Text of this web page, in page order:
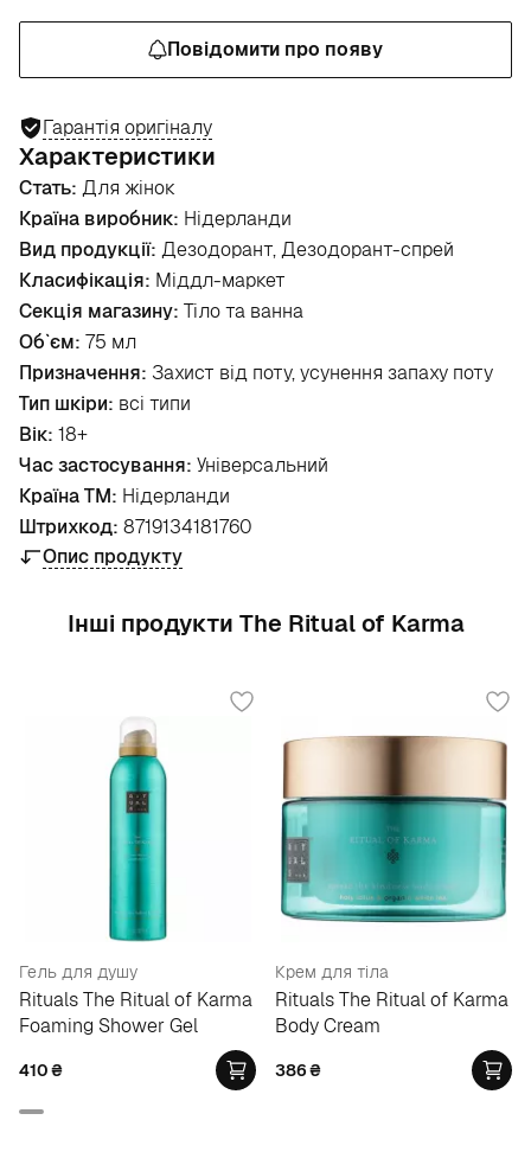
Повідомити про появу
Гарантія оригіналу
Характеристики
Стать: Для жінок
Країна виробник: Нідерланди
Вид продукції: Дезодорант, Дезодорант-спрей
Класифікація: Міддл-маркет
Секція магазину: Тіло та ванна
Об`єм: 75 мл
Призначення: Захист від поту, усунення запаху поту
Тип шкіри: всі типи
Вік: 18+
Час застосування: Універсальний
Країна ТМ: Нідерланди
Штрихкод: 8719134181760
Опис продукту
Інші продукти The Ritual of Karma
Гель для душу
Rituals The Ritual of Karma
Foaming Shower Gel
410₴
Крем для тіла
Rituals The Ritual of Karma
Body Cream
386₴